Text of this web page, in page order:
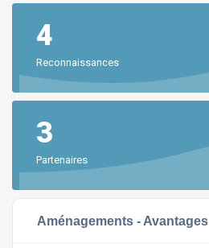
4
Reconnaissances
3
Partenaires
Aménagements - Avantages